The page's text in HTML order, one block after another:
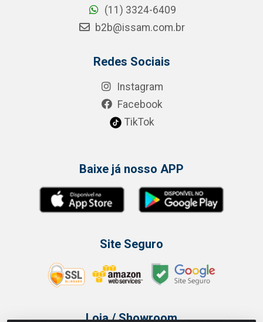
(11) 3324-6409
b2b@issam.com.br
Redes Sociais
Instagram
Facebook
TikTok
Baixe já nosso APP
Site Seguro
Loja / Showroom